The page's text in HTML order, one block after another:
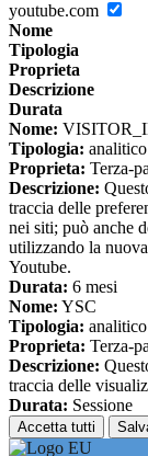
youtube.com
Nome
Tipologia
Proprieta
Descrizione
Durata
Nome:
Tipologia: analitico
Proprieta: Terza-
Descrizione:
traccia delle
nei siti; può anche
utilizzando la
Youtube.
Durata: 6 mesi
Nome: YSC
Tipologia: analitico
Proprieta: Terza-
Descrizione:
traccia delle
Durata: Sessione
Accetta tutti